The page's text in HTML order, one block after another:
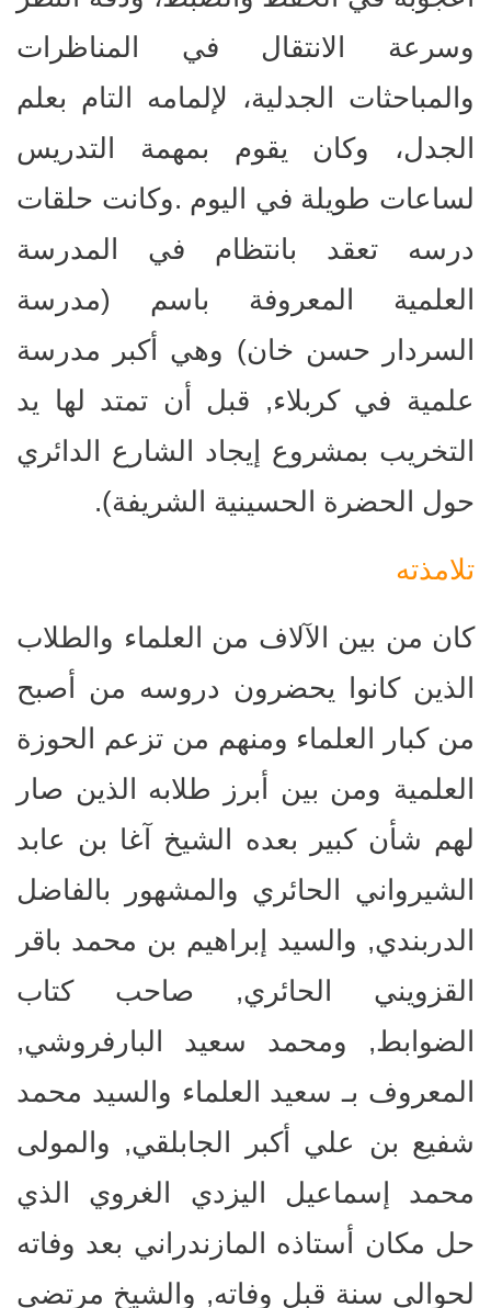
وسرعة الانتقال في المناظرات
والمباحثات الجدلية، لإلمامه التام بعلم
الجدل، وكان يقوم بمهمة التدريس
لساعات طويلة في اليوم .وكانت حلقات
درسه تعقد بانتظام في المدرسة
العلمية المعروفة باسم (مدرسة
السردار حسن خان) وهي أكبر مدرسة
علمية في كربلاء, قبل أن تمتد لها يد
التخريب بمشروع إيجاد الشارع الدائري
حول الحضرة الحسينية الشريفة).
تلامذته
كان من بين الآلاف من العلماء والطلاب
الذين كانوا يحضرون دروسه من أصبح
من كبار العلماء ومنهم من تزعم الحوزة
العلمية ومن بين أبرز طلابه الذين صار
لهم شأن كبير بعده الشيخ آغا بن عابد
الشيرواني الحائري والمشهور بالفاضل
الدربندي, والسيد إبراهيم بن محمد باقر
القزويني الحائري, صاحب كتاب
الضوابط, ومحمد سعيد البارفروشي,
المعروف بـ سعيد العلماء والسيد محمد
شفيع بن علي أكبر الجابلقي, والمولى
محمد إسماعيل اليزدي الغروي الذي
حل مكان أستاذه المازندراني بعد وفاته
لحوالي سنة قبل وفاته, والشيخ مرتضى